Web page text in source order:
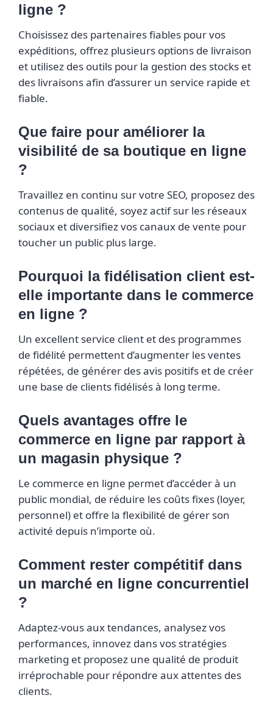
ligne ?
Choisissez des partenaires fiables pour vos
expéditions, offrez plusieurs options de livraison
et utilisez des outils pour la gestion des stocks et
des livraisons afin d’assurer un service rapide et
fiable.
Que faire pour améliorer la
visibilité de sa boutique en ligne
?
Travaillez en continu sur votre SEO, proposez des
contenus de qualité, soyez actif sur les réseaux
sociaux et diversifiez vos canaux de vente pour
toucher un public plus large.
Pourquoi la fidélisation client est-
elle importante dans le commerce
en ligne ?
Un excellent service client et des programmes
de fidélité permettent d’augmenter les ventes
répétées, de générer des avis positifs et de créer
une base de clients fidélisés à long terme.
Quels avantages offre le
commerce en ligne par rapport à
un magasin physique ?
Le commerce en ligne permet d’accéder à un
public mondial, de réduire les coûts fixes (loyer,
personnel) et offre la flexibilité de gérer son
activité depuis n’importe où.
Comment rester compétitif dans
un marché en ligne concurrentiel
?
Adaptez-vous aux tendances, analysez vos
performances, innovez dans vos stratégies
marketing et proposez une qualité de produit
irréprochable pour répondre aux attentes des
clients.